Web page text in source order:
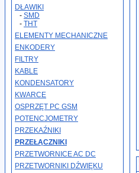
DŁAWIKI
- SMD
- THT
ELEMENTY MECHANICZNE
ENKODERY
FILTRY
KABLE
KONDENSATORY
KWARCE
OSPRZĘT PC GSM
POTENCJOMETRY
PRZEKAŹNIKI
PRZEŁĄCZNIKI
PRZETWORNICE AC DC
PRZETWORNIKI DŹWIĘKU